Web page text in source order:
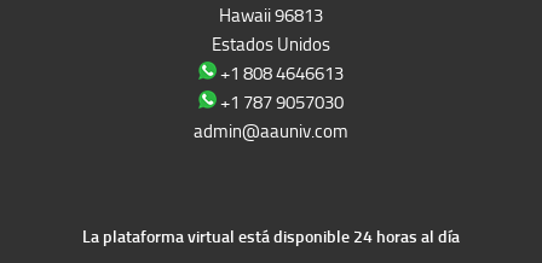
Hawaii 96813
Estados Unidos
+1 808 4646613
+1 787 9057030
admin@aauniv.com
La plataforma virtual está disponible 24 horas al día